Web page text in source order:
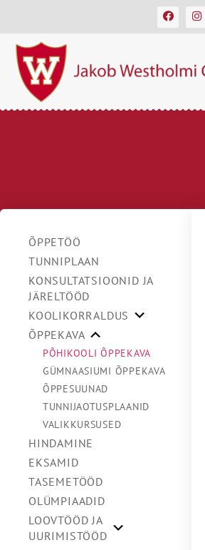
ÕPPETÖÖ
TUNNIPLAAN
KONSULTATSIOONID JA
JÄRELTÖÖD
KOOLIKORRALDUS
ÕPPEKAVA
PÕHIKOOLI ÕPPEKAVA
GÜMNAASIUMI ÕPPEKAVA
ÕPPESUUNAD
TUNNIJAOTUSPLAANID
VALIKKURSUSED
HINDAMINE
EKSAMID
TASEMETÖÖD
OLÜMPIAADID
LOOVTÖÖD JA
UURIMISTÖÖD